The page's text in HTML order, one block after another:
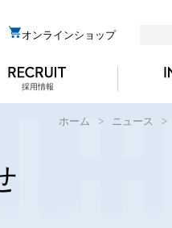
オンラインショップ
採用情報
ホーム > ニュース >